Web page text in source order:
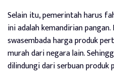
Selain itu, pemerintah harus
ini adalah kemandirian
swasembada harga produk
murah dari negara lain.
dilindungi dari serbuan produk